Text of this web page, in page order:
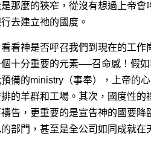
那麼的狹窄，從沒有想過上帝會
去建立祂的國度。
看神是否呼召我們到現在的工作
十分重要的元素──召命感！假
備的ministry（事奉），上帝的
的羊群和工場。其次，國度性的
告，更重要的是宣告神的國要降
部門，甚至是全公司如同成就在